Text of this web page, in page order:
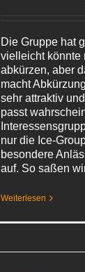
Die Gruppe hat
vielleicht könnte
abkürzen, aber
macht
sehr attraktiv
passt
nur die Ice-
besondere
auf. So saßen
Weiterlesen